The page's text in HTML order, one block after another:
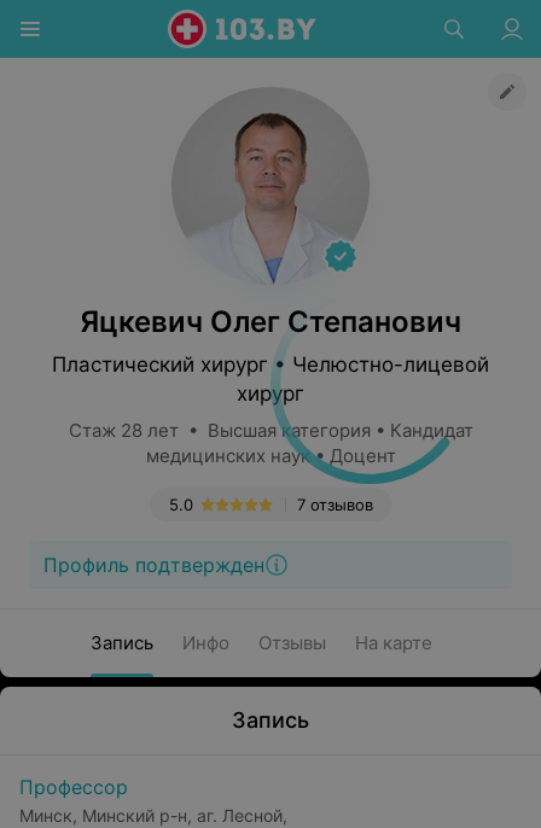
Яцкевич Олег Степанович
Пластический хирург • Челюстно-лицевой
хирург
Стаж 28 лет • Высшая категория • Кандидат
медицинских наук • Доцент
7 отзывов
5.0
Профиль подтвержден
Запись Инфо Отзывы На карте
Запись
Профессор
Минск, Минский р-н, аг. Лесной,